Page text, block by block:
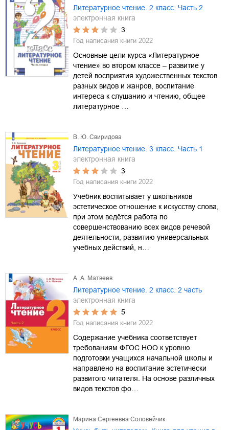
Литературное чтение. 2 класс. Часть 2
электронная книга
3
Год написания книги 2022
Основные цели курса «Литературное
чтение» во втором классе – развитие у
детей восприятия художественных текстов
разных видов и жанров, воспитание
интереса к слушанию и чтению, общее
литературное …
В. Ю. Свиридова
Литературное чтение. 3 класс. Часть 1
электронная книга
3
Год написания книги 2022
Учебник воспитывает у школьников
эстетическое отношение к искусству слова,
при этом ведётся работа по
совершенствованию всех видов речевой
деятельности, развитию универсальных
учебных действий, н…
А. А. Матвеев
Литературное чтение. 2 класс. 2 часть
электронная книга
5
Год написания книги 2022
Содержание учебника соответствует
требованиям ФГОС НОО к уровню
подготовки учащихся начальной школы и
направлено на воспитание эстетически
развитого читателя. На основе различных
видов текстов фо…
Марина Сергеевна Соловейчик